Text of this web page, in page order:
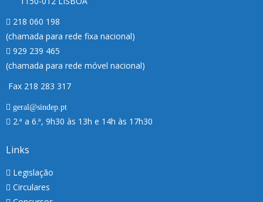
218 060 198
(chamada para rede fixa nacional)
929 239 465
(chamada para rede móvel nacional)
Fax 218 283 317
geral@sindep.pt
2.ª a 6.ª, 9h30 às 13h e 14h às 17h30
Links
Legislação
Circulares